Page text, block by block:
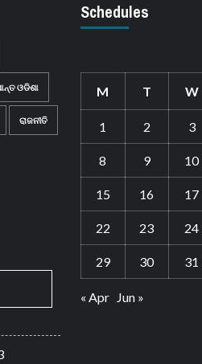
ଓଡିଶା
ରାଜନୀତି
Schedules
M T W
1 2 3
8 9 10
15 16 17
22 23 24
29 30 31
« Apr Jun »